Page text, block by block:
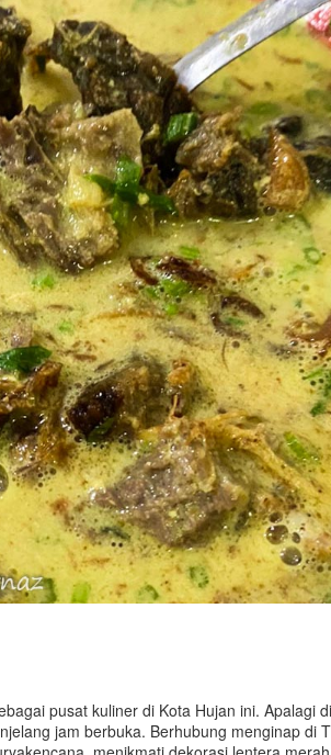
pusat kuliner di Kota Hujan ini. Apalagi
jam berbuka. Berhubung menginap di